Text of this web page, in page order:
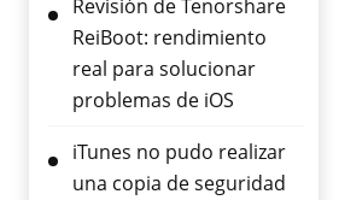
Revisión de Tenorshare
ReiBoot: rendimiento
real para solucionar
problemas de iOS
iTunes no pudo realizar
una copia de seguridad